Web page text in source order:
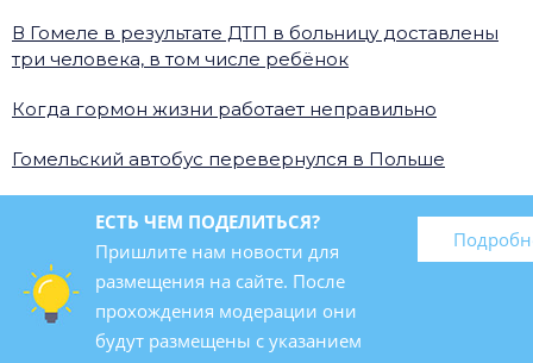
В Гомеле в результате ДТП в больницу доставлены
три человека, в том числе ребёнок
Когда гормон жизни работает неправильно
Гомельский автобус перевернулся в Польше
ЕСТЬ ЧЕМ ПОДЕЛИТЬСЯ?
Пришлите нам новости для
размещения на сайте. После
прохождения модерации они
будут размещены с указанием